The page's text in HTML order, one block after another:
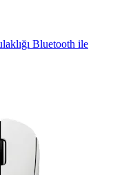
Bluetooth ile